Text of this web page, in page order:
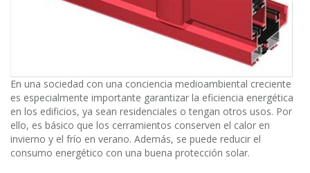
En una sociedad con una conciencia medioambiental creciente
es especialmente importante garantizar la eficiencia energética
en los edificios, ya sean residenciales o tengan otros usos. Por
ello, es básico que los cerramientos conserven el calor en
invierno y el frío en verano. Además, se puede reducir el
consumo energético con una buena protección solar.